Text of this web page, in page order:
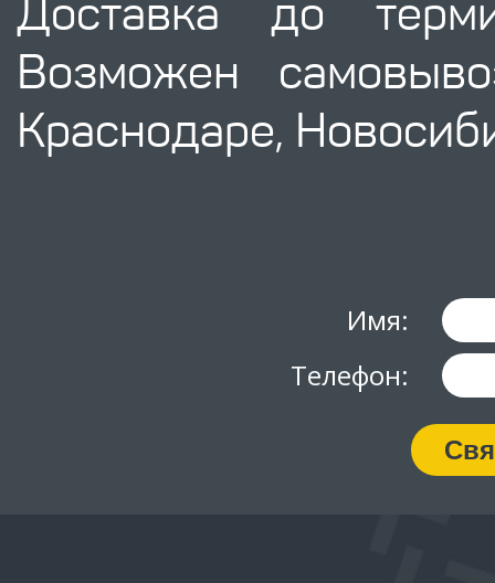
Доставка до
Возможен
Краснодаре,
Имя:
Телефон: